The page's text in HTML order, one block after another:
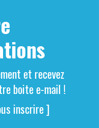
et recevez
boite e-mail !
inscrire ]